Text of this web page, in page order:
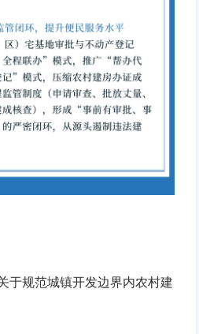
于规范城镇开发边界内农村建